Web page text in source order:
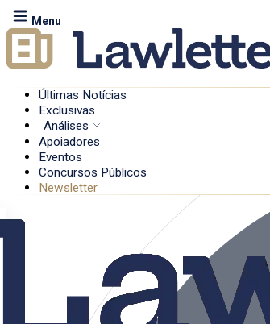
Menu
Últimas Notícias
Exclusivas
Análises
Apoiadores
Eventos
Concursos Públicos
Newsletter